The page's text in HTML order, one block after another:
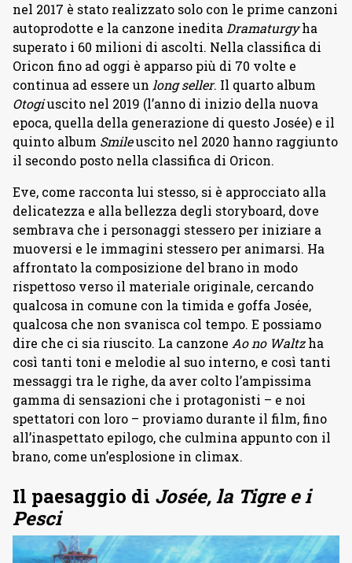
nel 2017 è stato realizzato solo con le prime canzoni
autoprodotte e la canzone ineditaDramaturgyha
superato i 60 milioni di ascolti. Nella classifica di
Oricon fino ad oggi è apparso più di 70 volte e
continua ad essere un long seller. Il quarto album
Otogiuscito nel 2019 (l’anno di inizio della nuova
epoca, quella della generazione di questo Josée) e il
quinto album Smileuscito nel 2020 hanno raggiunto
il secondo posto nella classifica di Oricon.
Eve, come racconta lui stesso, si è approcciato alla
delicatezza e alla bellezza degli storyboard, dove
sembrava che i personaggi stessero per iniziare a
muoversi e le immagini stessero per animarsi. Ha
affrontato la composizione del brano in modo
rispettoso verso il materiale originale, cercando
qualcosa in comune con la timida e goffa Josée,
qualcosa che non svanisca col tempo. E possiamo
dire che ci sia riuscito. La canzone Ao no Waltzha
così tanti toni e melodie al suo interno, e così tanti
messaggi tra le righe, da aver colto l’ampissima
gamma di sensazioni che i protagonisti – e noi
spettatori con loro – proviamo durante il film, fino
all’inaspettato epilogo, che culmina appunto con il
brano, come un’esplosione in climax.
Il paesaggio di Josée, la Tigre e i
Pesci